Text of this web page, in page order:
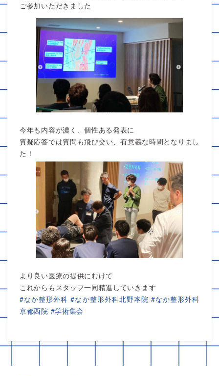
ご参加いただきました
今年も内容が濃く、個性ある発表に
質疑応答では質問も飛び交い、有意義な時間となりまし
た！
より良い医療の提供にむけて
これからもスタッフ一同精進していきます
#なか整形外科 #なか整形外科北野本院 #なか整形外科
京都西院 #学術集会